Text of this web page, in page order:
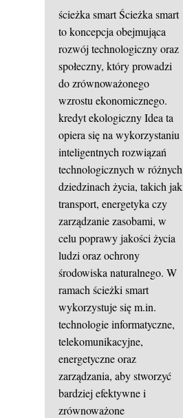
ścieżka smartŚcieżka smart
to koncepcja obejmująca
rozwój technologiczny oraz
społeczny, który prowadzi
do zrównoważonego
wzrostu ekonomicznego.
kredyt ekologicznyIdea ta
opiera się na wykorzystaniu
inteligentnych rozwiązań
technologicznych w różnych
dziedzinach życia, takich jak
transport, energetyka czy
zarządzanie zasobami, w
celu poprawy jakości życia
ludzi oraz ochrony
środowiska naturalnego. W
ramach ścieżki smart
wykorzystuje się m.in.
technologie informatyczne,
telekomunikacyjne,
energetyczne oraz
zarządzania, aby stworzyć
bardziej efektywne i
zrównoważone